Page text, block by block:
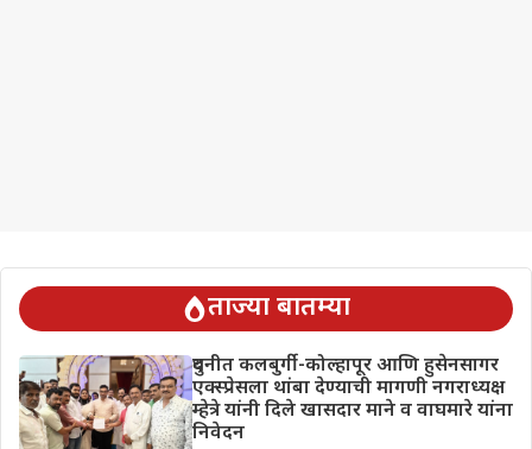
ताज्या बातम्या
दुधनीत कलबुर्गी-कोल्हापूर आणि हुसेनसागर
एक्स्प्रेसला थांबा देण्याची मागणी नगराध्यक्ष
म्हेत्रे यांनी दिले खासदार माने व वाघमारे यांना
निवेदन